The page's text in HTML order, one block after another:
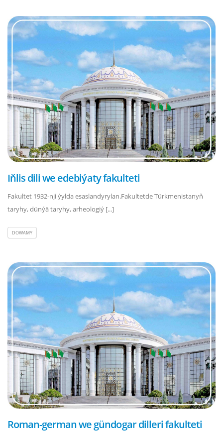
Iňlis dili we edebiýaty fakulteti
Fakultet 1932-nji ýylda esaslandyrylan.Fakultetde Türkmenistanyň
taryhy, dünýä taryhy, arheologiý [...]
DOWAMY
Roman-german we gündogar dilleri fakulteti